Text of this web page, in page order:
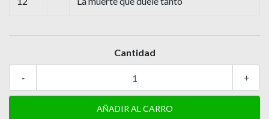
Cantidad
+
-